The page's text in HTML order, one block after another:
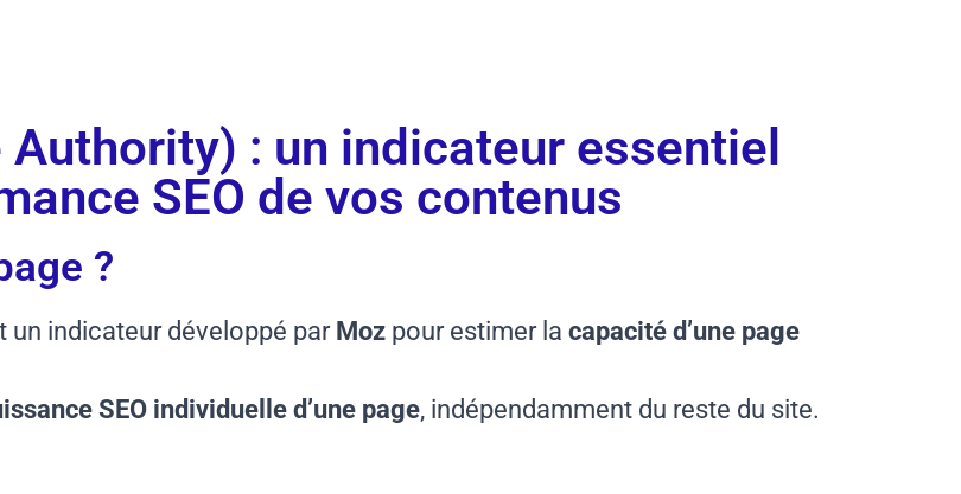
: un indicateur essentiel
SEO de vos contenus
?
un indicateur développé par Moz pour estimer la capacité d’une page
SEO individuelle d’une page, indépendamment du reste du site.